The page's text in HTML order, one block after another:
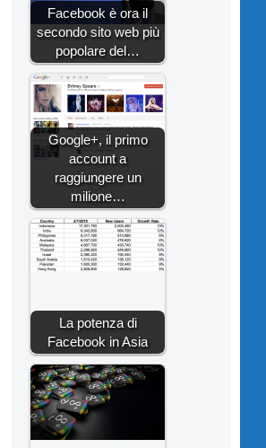
Facebook è ora il
secondo sito web più
popolare del…
Google+, il primo
account a
raggiungere un
milione…
La potenza di
Facebook in Asia